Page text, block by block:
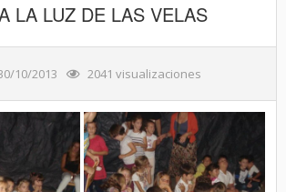
LA LUZ DE LAS VELAS
10/2013 2041 visualizaciones